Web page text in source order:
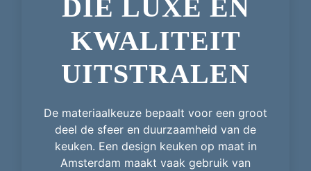
DIE LUXE EN
KWALITEIT
UITSTRALEN
De materiaalkeuze bepaalt voor een groot
deel de sfeer en duurzaamheid van de
keuken. Een design keuken op maat in
Amsterdam maakt vaak gebruik van